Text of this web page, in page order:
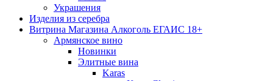
Украшения
Изделия из серебра
Витрина Магазина Алкоголь ЕГАИС 18+
Армянское вино
Новинки
Элитные вина
Karas